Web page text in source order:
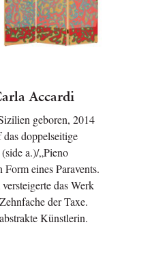
Accardi
geboren, 2014
doppelseitige
a.)/„Pieno
eines Paravents.
das Werk
der Taxe.
Künstlerin.